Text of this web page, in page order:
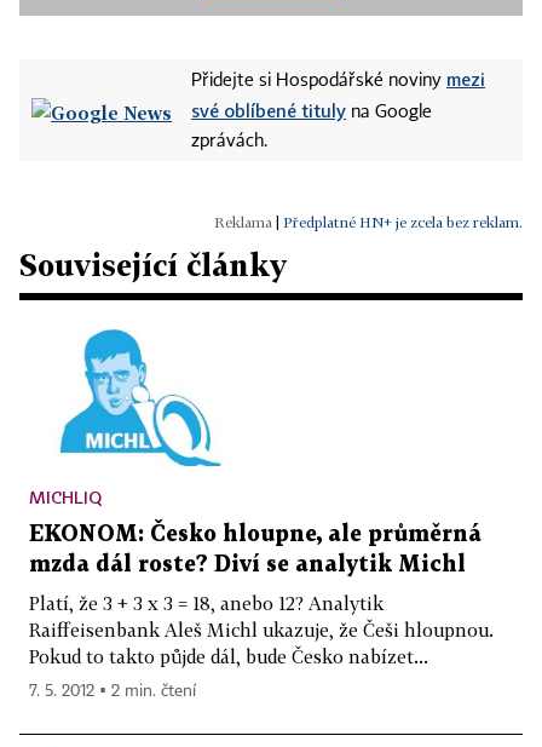
Přidejte si Hospodářské noviny mezi
své oblíbené tituly na Google
zprávách.
Předplatné HN+ je zcela bez reklam.
Související články
MICHLIQ
EKONOM: Česko hloupne, ale průměrná
mzda dál roste? Diví se analytik Michl
Platí, že 3 + 3 x 3 = 18, anebo 12? Analytik
Raiffeisenbank Aleš Michl ukazuje, že Češi hloupnou.
Pokud to takto půjde dál, bude Česko nabízet...
7. 5. 2012 ▪ 2 min. čtení